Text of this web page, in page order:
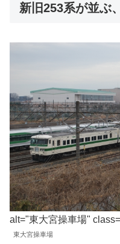
新旧253系が並ぶ
alt="東大宮操車場"
東大宮操車場